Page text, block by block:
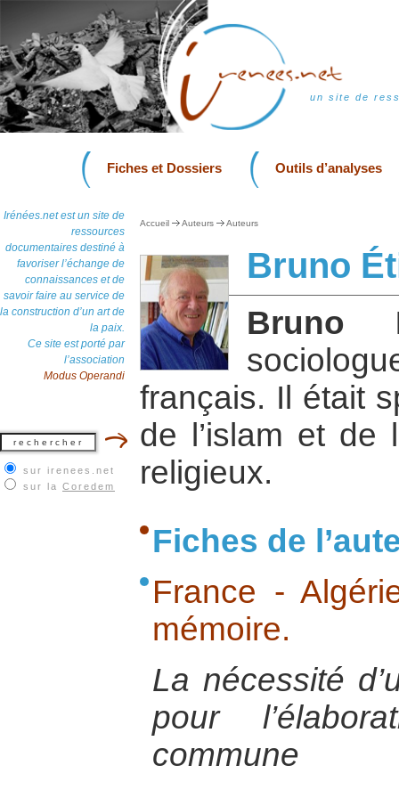
un site de
Fiches et Dossiers Outils d’analyses
Irénées.net est un site de
ressources
documentaires destiné à
favoriser l’échange de
connaissances et de
savoir faire au service de
la construction d’un art de
la paix.
Ce site est porté par
l’association
Modus Operandi
sur irenees.net
sur la Coredem
Accueil Auteurs Auteurs
Bruno
Bruno
français. Il était
de l’islam et de
religieux.
Fiches de
France -
mémoire.
La nécessité
pour
commune